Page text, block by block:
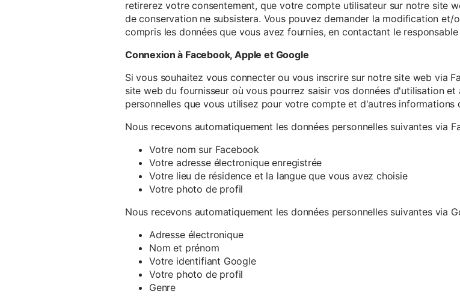
retirerez votre consentement, que votre compte utilisateur sur notre site
de conservation ne subsistera. Vous pouvez demander la modification
compris les données que vous avez fournies, en contactant le
Connexion à Facebook, Apple et Google
Si vous souhaitez vous connecter ou vous inscrire sur notre site web via
site web du fournisseur où vous pourrez saisir vos données d'utilisation et
personnelles que vous utilisez pour votre compte et d'autres informations
Nous recevons automatiquement les données personnelles suivantes via
Votre nom sur Facebook
Votre adresse électronique enregistrée
Votre lieu de résidence et la langue que vous avez choisie
Votre photo de profil
Nous recevons automatiquement les données personnelles suivantes via
Adresse électronique
Nom et prénom
Votre identifiant Google
Votre photo de profil
Genre